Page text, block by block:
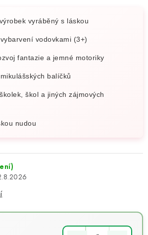
vyráběný s láskou
vodovkami (3+)
fantazie a jemné motoriky
balíčků
škol a jiných zájmových
nudou